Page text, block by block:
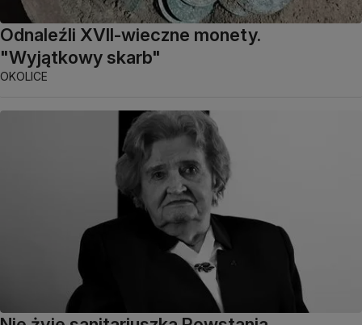
Odnaleźli XVII-wieczne monety.
"Wyjątkowy skarb"
OKOLICE